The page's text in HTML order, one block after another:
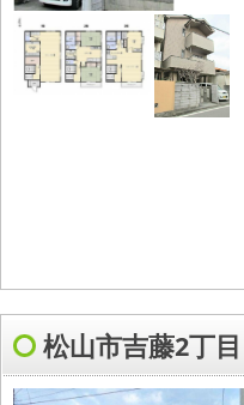
松山市吉藤2丁目